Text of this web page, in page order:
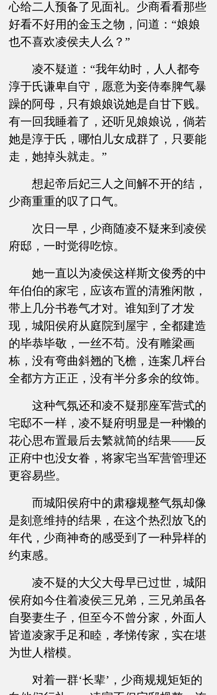
心给二人预备了见面礼。少商看看那些
好看不好用的金玉之物，问道：“娘娘
也不喜欢凌侯夫人么？”
凌不疑道：“我年幼时，人人都夸
淳于氏谦卑自守，愿意为妾侍奉脾气暴
躁的阿母，只有娘娘说她是自甘下贱。
有一回我睡着了，还听见娘娘说，倘若
她是淳于氏，哪怕儿女成群了，只要能
走，她掉头就走。”
想起帝后妃三人之间解不开的结，
少商重重的叹了口气。
次日一早，少商随凌不疑来到凌侯
府邸，一时觉得吃惊。
她一直以为凌侯这样斯文俊秀的中
年伯伯的家宅，应该布置的清雅闲散，
带上几分书卷气才对。谁知到了才发
现，城阳侯府从庭院到屋宇，全都建造
的毕恭毕敬，一丝不苟。没有雕梁画
栋，没有弯曲斜翘的飞檐，连案几枰台
全都方方正正，没有半分多余的纹饰。
这种气氛还和凌不疑那座军营式的
宅邸不一样，凌不疑府明显是一种懒的
花心思布置最后去繁就简的结果——反
正府中也没女眷，将家宅当军营管理还
更容易些。
而城阳侯府中的肃穆规整气氛却像
是刻意维持的结果，在这个热烈放飞的
年代，少商神奇的感受到了一种异样的
约束感。
凌不疑的大父大母早已过世，城阳
侯府如今住着凌侯三兄弟，三兄弟虽各
自娶妻生子，但至今不曾分家，外面人
皆道凌家手足和睦，孝悌传家，实在堪
为世人楷模。
对着一群‘长辈’，少商规规矩矩的